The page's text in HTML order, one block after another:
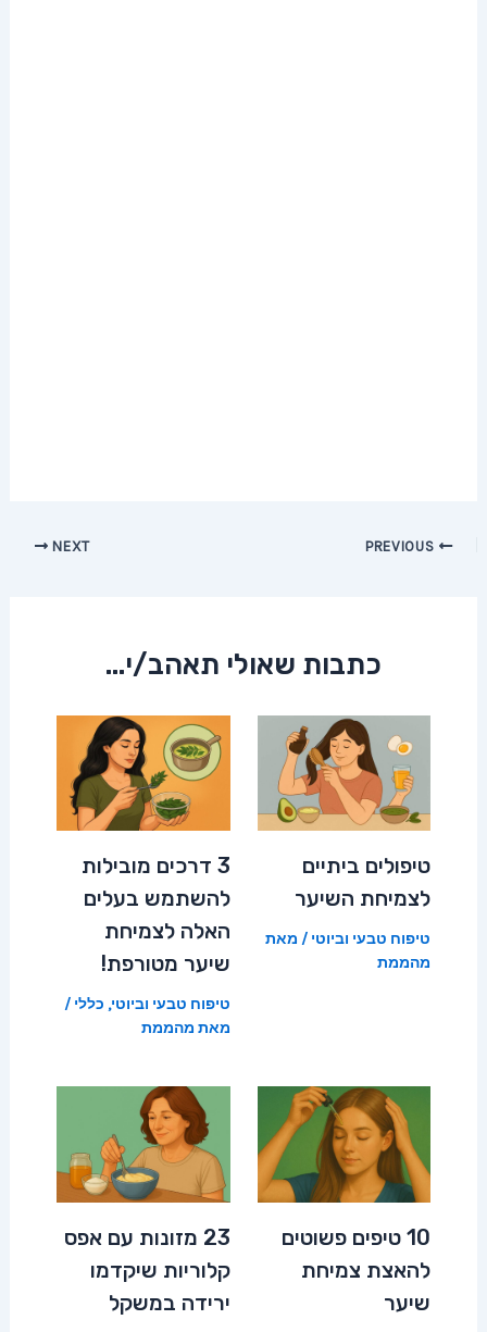
Post
NEXT
כתבות שאולי תאהב/י...
טיפולים ביתיים
לצמיחת השיער
טיפוח טבעי וביוטי / מאת
מהממת
3 דרכים מובילות
להשתמש בעלים
האלה לצמיחת
שיער מטורפת!
טיפוח טבעי וביוטי, כללי /
מאת מהממת
10 טיפים פשוטים
להאצת צמיחת
שיער
23 מזונות עם אפס
קלוריות שיקדמו
ירידה במשקל